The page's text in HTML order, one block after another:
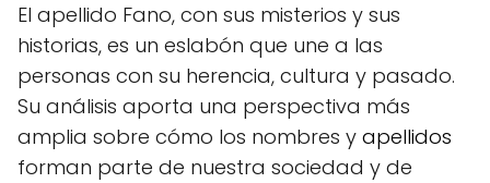
El apellido Fano, con sus misterios y sus
historias, es un eslabón que une a las
personas con su herencia, cultura y pasado.
Su análisis aporta una perspectiva más
amplia sobre cómo los nombres y apellidos
forman parte de nuestra sociedad y de